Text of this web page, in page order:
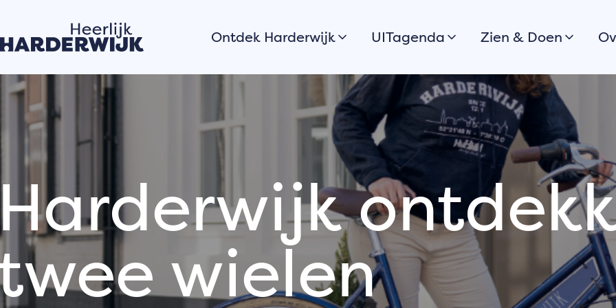
Ontdek Harderwijk
Hanzestad
Veluwe
Verhalen van de
Hardewijkers
vertellen
UITagenda
Vandaag
Morgen
Dit weekend
Bekijk alles
Open
monumentendagen
Plaats jouw
evenement op de
UITagenda
Meld jouw
evenement aan voor
Zien & Doen
Stadswandeling
Boulevard & stranden
Wandelen
Fietsen
Varen, surfen &
suppen
Stadsparken
Uitkijkpunten
Eten & drinken
Winkelen
wielen